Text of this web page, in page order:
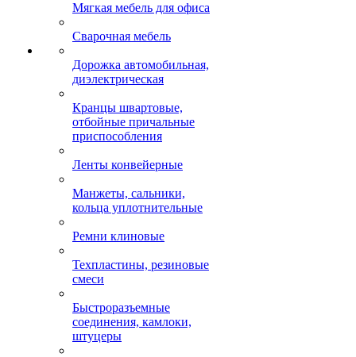
Мягкая мебель для офиса
Сварочная мебель
Дорожка автомобильная,
диэлектрическая
Кранцы швартовые,
отбойные причальные
приспособления
Ленты конвейерные
Манжеты, сальники,
кольца уплотнительные
Ремни клиновые
Техпластины, резиновые
смеси
Быстроразъемные
соединения, камлоки,
штуцеры